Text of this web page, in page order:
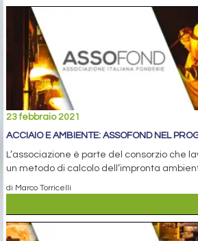
23 febbraio 2021
ACCIAIO E AMBIENTE: ASSOFOND NEL
L’associazione è parte del consorzio che
un metodo di calcolo dell’impronta
di Marco Torricelli